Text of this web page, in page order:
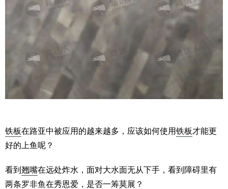
铁板在路亚中被应用的越来越多，应该如何使用铁板才能更
好的上鱼呢？
看到 翘嘴在远处炸水，面对大水面无从下手，看到障碍里有
两条罗非鱼在秀恩爱，是否一筹莫展？